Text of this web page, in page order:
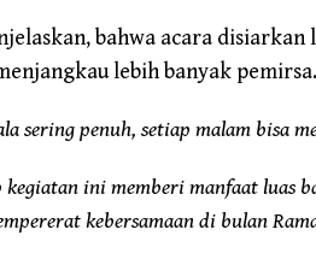
bahwa acara disiarkan
lebih banyak pemirsa.
sering penuh, setiap malam bisa
ini memberi manfaat luas
kebersamaan di bulan